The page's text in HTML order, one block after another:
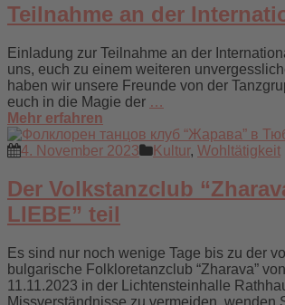
Teilnahme an der
Einladung zur Teilnahme an der
uns, euch zu einem weiteren
haben wir unsere Freunde von der
euch in die Magie der …
Mehr erfahren
4. November 2023 Kultur, Wohltätigkeit
Der Volkstanzclub
LIEBE” teil
Es sind nur noch wenige Tage bis zu der
bulgarische Folkloretanzclub “Zharava”
11.11.2023 in der Lichtensteinhalle